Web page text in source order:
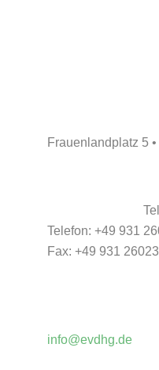
Frauenlandplatz 5
Telefon: +49 931
Fax: +49 931
info@evdhg.de